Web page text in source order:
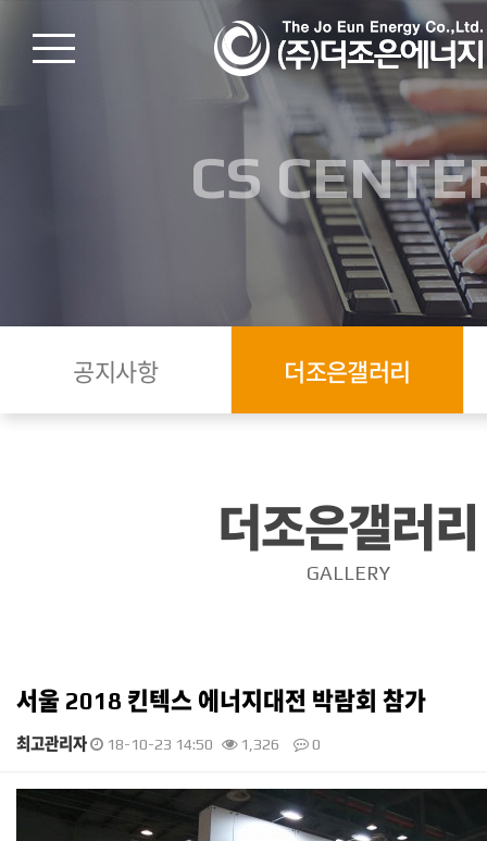
CS
공지사항 더조은갤러리
더조은갤러리
GALLERY
서울 2018 킨텍스 에너지대전 박람회 참가
최고관리자 18-10-23 14:50 1,326 0